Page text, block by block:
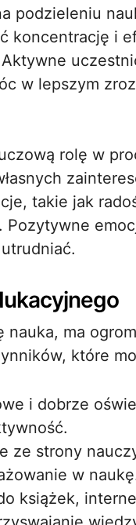
podzieleniu
koncentrację i
Aktywne
w lepszym
rolę w
takie jak
ma
które
i dobrze
ze strony
w
książek,